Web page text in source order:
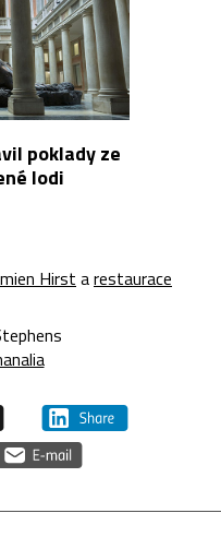
poklady ze
lodi
Hirst arestaurace